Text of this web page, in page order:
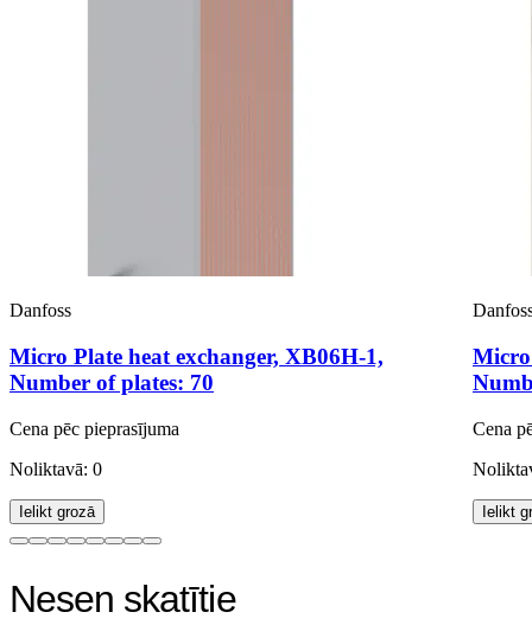
Danfoss
Micro Plate heat exchanger, XB06H-1,
Number of plates: 70
Cena pēc pieprasījuma
Noliktavā: 0
Ielikt grozā
Micro
Cena
Ielikt
Nesen skatītie